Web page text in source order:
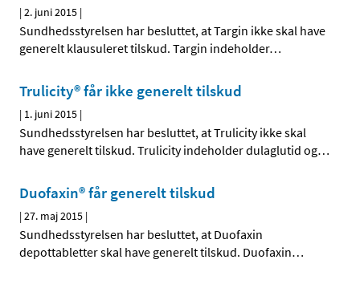
|2. juni 2015 |
Sundhedsstyrelsen har besluttet, at Targin ikke skal have
generelt klausuleret tilskud. Targin indeholder…
Trulicity® får ikke generelt tilskud
| 1. juni 2015 |
Sundhedsstyrelsen har besluttet, at Trulicity ikke skal
have generelt tilskud. Trulicity indeholder dulaglutid og…
Duofaxin® får generelt tilskud
|27. maj 2015 |
Sundhedsstyrelsen har besluttet, at Duofaxin
depottabletter skal have generelt tilskud. Duofaxin…